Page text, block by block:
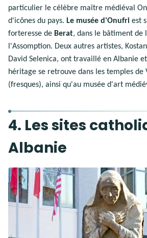
particulier le célèbre maître médiéval
d'icônes du pays. Le musée d'Onufri est
forteresse de Berat, dans le bâtiment de
l'Assomption. Deux autres artistes,
David Selenica, ont travaillé en Albanie
héritage se retrouve dans les temples de
(fresques), ainsi qu'au musée d'art
4. Les sites
Albanie